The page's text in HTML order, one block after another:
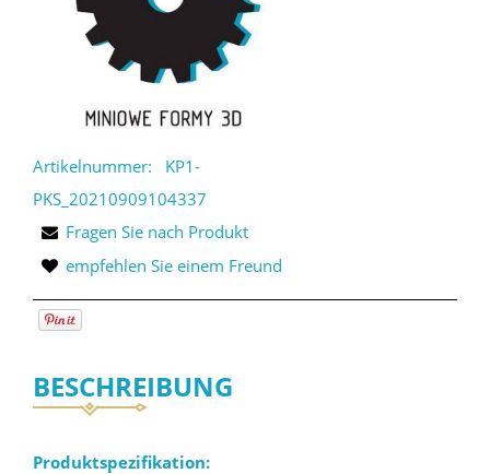
Artikelnummer:
KP1-
PKS_20210909104337
Fragen Sie nach Produkt
empfehlen Sie einem Freund
BESCHREIBUNG
Produktspezifikation: